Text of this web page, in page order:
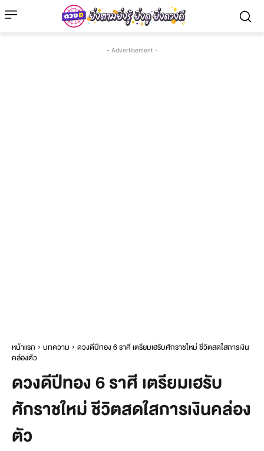
- Advertisement -
หน้าแรก บทความ
ดวงดีปีทอง 6 ราศี เตรียมเฮรับศักราชใหม่ ชีวิตสดใสการเงิน
คล่องตัว
ดวงดีปีทอง 6 ราศี เตรียมเฮรับ
ศักราชใหม่ ชีวิตสดใสการเงินคล่อง
ตัว